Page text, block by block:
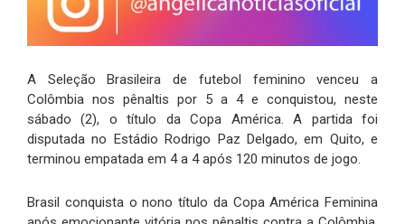
A Seleção Brasileira de futebol feminino venceu a
Colômbia nos pênaltis por 5 a 4 e conquistou, neste
sábado (2), o título da Copa América. A partida foi
disputada no Estádio Rodrigo Paz Delgado, em Quito, e
terminou empatada em 4 a 4 após 120 minutos de jogo.
Brasil conquista o nono título da Copa América Feminina